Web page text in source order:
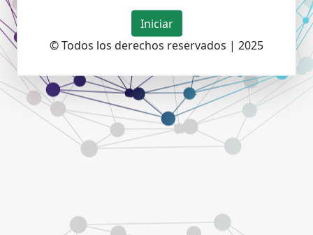
Iniciar
©Todos los derechos reservados | 2025